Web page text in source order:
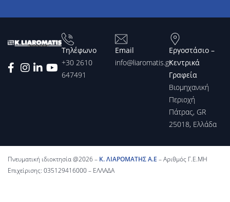
Τηλέφωνο
+30 2610
647491
Email
info@liaromatis.gr
Εργοστάσιο –
Κεντρικά
Γραφεία
Βιομηχανική
Περιοχή
Πάτρας, GR
25018, Ελλάδα
Πνευματική ιδιοκτησία @2026 – Κ. ΛΙΑΡΟΜΑΤΗΣ Α.Ε – Αριθμός Γ.Ε.ΜΗ
Επιχείρισης: 035129416000 – ΕΛΛΑΔΑ